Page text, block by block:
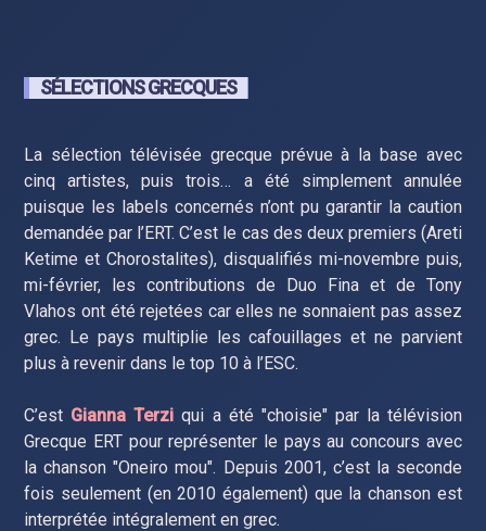
SÉLECTIONS GRECQUES
La sélection télévisée grecque prévue à la base avec
cinq artistes, puis trois… a été simplement annulée
puisque les labels concernés n’ont pu garantir la caution
demandée par l’ERT. C’est le cas des deux premiers (Areti
Ketime et Chorostalites), disqualifiés mi-novembre puis,
mi-février, les contributions de Duo Fina et de Tony
Vlahos ont été rejetées car elles ne sonnaient pas assez
grec. Le pays multiplie les cafouillages et ne parvient
plus à revenir dans le top 10 à l’ESC.
C’est Gianna Terzi qui a été "choisie" par la télévision
Grecque ERT pour représenter le pays au concours avec
la chanson "Oneiro mou". Depuis 2001, c’est la seconde
fois seulement (en 2010 également) que la chanson est
interprétée intégralement en grec.